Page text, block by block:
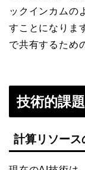
ックインカムの
すことになりま
で共有するため
技術的課
計算リソース